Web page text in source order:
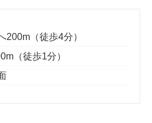
200m（徒歩4分）
（徒歩1分）